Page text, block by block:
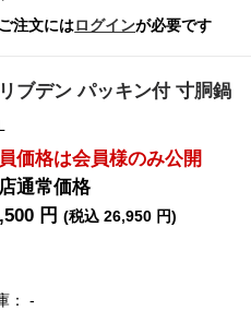
ご注文にはログインが必要です
ブデン パッキン付 寸胴鍋
価格は会員様のみ公開
通常価格
円(税込 26,950 円)
： -